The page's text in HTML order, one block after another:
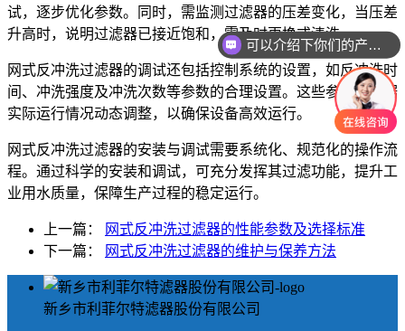
试，逐步优化参数。同时，需监测过滤器的压差变化，当压差
升高时，说明过滤器已接近饱和，需及时更换或清洗。
网式反冲洗过滤器的调试还包括控制系统的设置，如反冲洗时
间、冲洗强度及冲洗次数等参数的合理设置。这些参数需根据
实际运行情况动态调整，以确保设备高效运行。
网式反冲洗过滤器的安装与调试需要系统化、规范化的操作流
程。通过科学的安装和调试，可充分发挥其过滤功能，提升工
业用水质量，保障生产过程的稳定运行。
上一篇：
网式反冲洗过滤器的性能参数及选择标准
下一篇：
网式反冲洗过滤器的维护与保养方法
新乡市利菲尔特滤器股份有限公司
可以介绍下你们的产品么